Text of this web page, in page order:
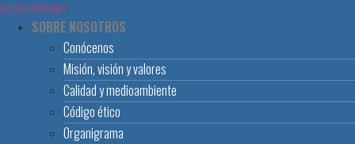
ACCESO INTRANET
SOBRE NOSOTROS
Conócenos
Misión, visión y valores
Calidad y medioambiente
Código ético
Organigrama